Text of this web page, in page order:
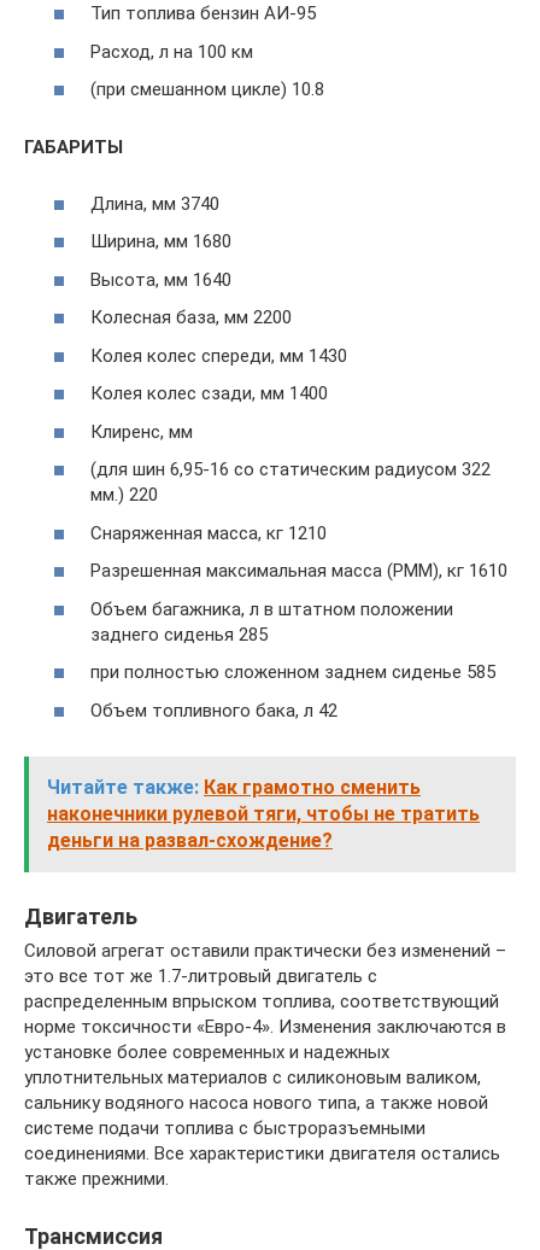
Тип топлива бензин АИ-95
Расход, л на 100 км
(при смешанном цикле) 10.8
ГАБАРИТЫ
Длина, мм 3740
Ширина, мм 1680
Высота, мм 1640
Колесная база, мм 2200
Колея колес спереди, мм 1430
Колея колес сзади, мм 1400
Клиренс, мм
(для шин 6,95-16 со статическим радиусом 322
мм.) 220
Снаряженная масса, кг 1210
Разрешенная максимальная масса (РММ), кг 1610
Объем багажника, л в штатном положении
заднего сиденья 285
при полностью сложенном заднем сиденье 585
Объем топливного бака, л 42
Читайте также: Как грамотно сменить
наконечники рулевой тяги, чтобы не тратить
деньги на развал-схождение?
Двигатель
Силовой агрегат оставили практически без изменений –
это все тот же 1.7-литровый двигатель с
распределенным впрыском топлива, соответствующий
норме токсичности «Евро-4». Изменения заключаются в
установке более современных и надежных
уплотнительных материалов с силиконовым валиком,
сальнику водяного насоса нового типа, а также новой
системе подачи топлива с быстроразъемными
соединениями. Все характеристики двигателя остались
также прежними.
Трансмиссия